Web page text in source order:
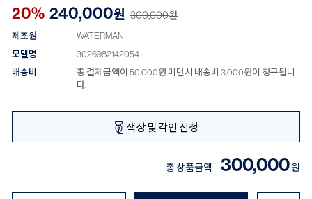
20% 240,000원 300,000원
제조원
WATERMAN
모델명
3026982142054
배송비
총 결제금액이 50,000원 미만시 배송비 3,000원이 청구됩니
다.
색상 및 각인 신청
총 상품금액 300,000원